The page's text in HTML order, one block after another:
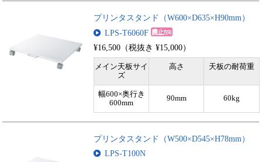
プリンタスタンド（W600×D635×H90mm）
LPS-T6060F
¥16,500（税抜き ¥15,000）
メイン天板サイ
ズ
高さ 天板の耐荷重
幅600×奥行き
600mm
90mm 60kg
プリンタスタンド（W500×D545×H78mm）
LPS-T100N